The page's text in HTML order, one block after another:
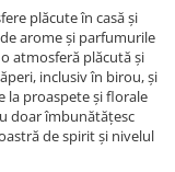
plăcute în casă și
arome și parfumurile
atmosferă plăcută și
inclusiv în birou, și
la proaspete și florale
doar îmbunătățesc
de spirit și nivelul